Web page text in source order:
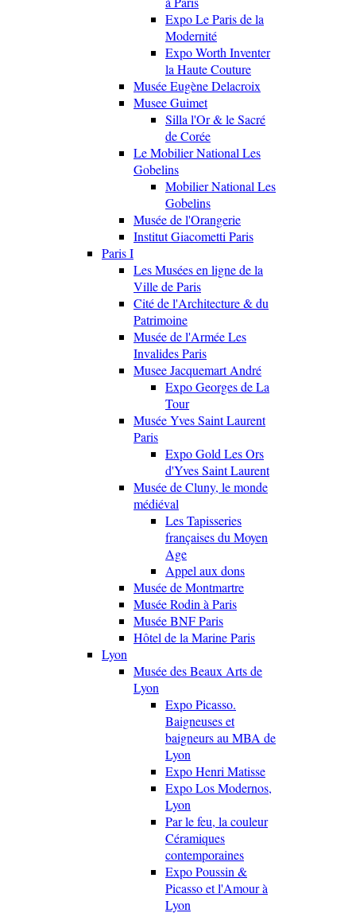
Expo Le Paris de la
Modernité
Expo Worth Inventer
la Haute Couture
Musée Eugène Delacroix
Musee Guimet
Silla l'Or & le Sacré
de Corée
Le Mobilier National Les
Gobelins
Mobilier National Les
Gobelins
Musée de l'Orangerie
Institut Giacometti Paris
Paris I
Les Musées en ligne de la
Ville de Paris
Cité de l'Architecture & du
Patrimoine
Musée de l'Armée Les
Invalides Paris
Musee Jacquemart André
Expo Georges de La
Tour
Musée Yves Saint Laurent
Paris
Expo Gold Les Ors
d'Yves Saint Laurent
Musée de Cluny, le monde
médiéval
Les Tapisseries
françaises du Moyen
Age
Appel aux dons
Musée de Montmartre
Musée Rodin à Paris
Musée BNF Paris
Hôtel de la Marine Paris
Lyon
Musée des Beaux Arts de
Lyon
Expo Picasso.
Baigneuses et
baigneurs au MBA de
Lyon
Expo Henri Matisse
Expo Los Modernos,
Lyon
Par le feu, la couleur
Céramiques
contemporaines
Expo Poussin &
Picasso et l'Amour à
Lyon